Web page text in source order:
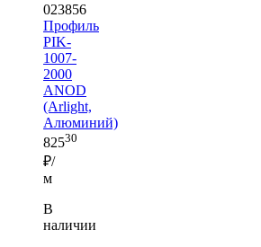
023856
Профиль
PIK-
1007-
2000
ANOD
(Arlight,
Алюминий)
82530
₽/
м
В
наличии